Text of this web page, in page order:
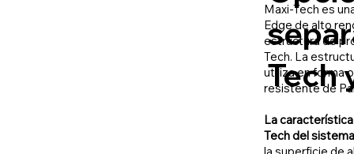
Tech
Maxi-Tech es
Edge de alto
estructura de
Tech. La
utiliza en forma
resistente de
La
Tech del